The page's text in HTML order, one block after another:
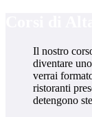
Il nostro
diventare
verrai
ristoranti
detengono